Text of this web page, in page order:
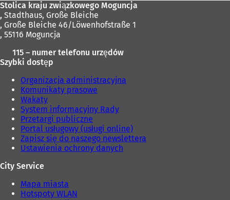
Stolica kraju związkowego Moguncja
, Stadthaus, Große Bleiche
, Große Bleiche 46/Löwenhofstraße 1
, 55116 Moguncja
115 – numer telefonu urzędów
Szybki dostęp
Organizacja administracyjna
Komunikaty prasowe
Wakaty
System informacyjny Rady
Przetargi publiczne
Portal usługowy (usługi online)
Zapisz się do naszego newslettera
Ustawienia ochrony danych
City Service
Mapa miasta
Hotspoty WLAN